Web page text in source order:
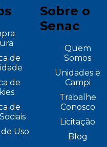
de
de
de
Uso
Sobre o
Senac
Quem
Somos
Unidades e
Campi
Trabalhe
Conosco
Licitação
Blog